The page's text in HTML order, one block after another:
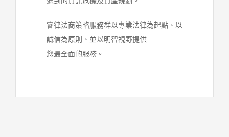
睿律法商策略服務群以專業法律為起點、以
誠信為原則、並以明智視野提供
您最全面的服務。